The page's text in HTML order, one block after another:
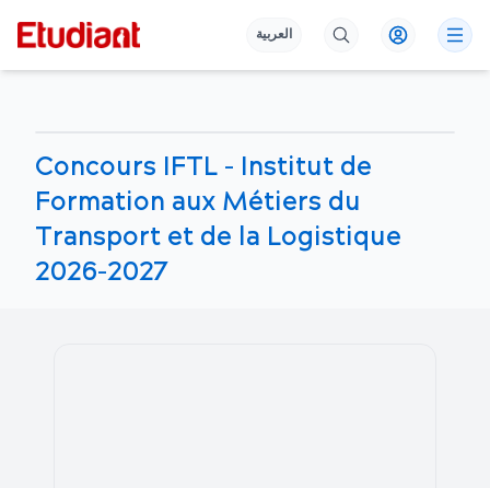
العربية
Concours IFTL - Institut de
Formation aux Métiers du
Transport et de la Logistique
2026-2027